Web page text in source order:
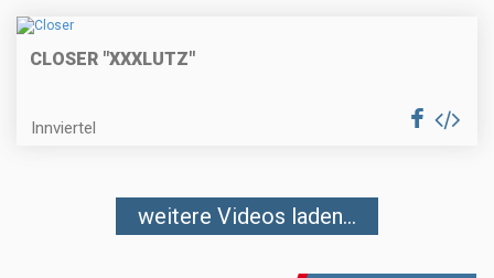
CLOSER "XXXLUTZ"
Innviertel
weitere Videos laden...